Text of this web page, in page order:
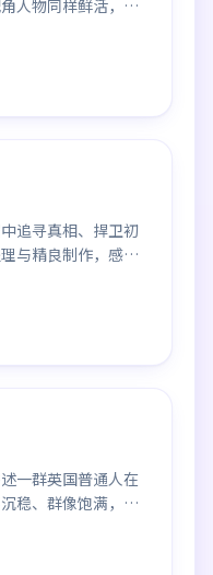
人物同样鲜活，整
追寻真相、捍卫初
与精良制作，感情
一群英国普通人在
稳、群像饱满，每
回味悠长。